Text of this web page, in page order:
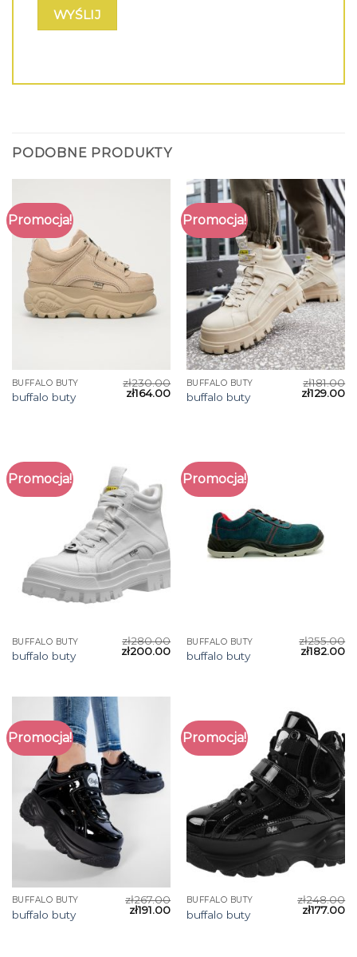
PODOBNE PRODUKTY
Promocja!
BUFFALO BUTY
buffalo buty
zł230.00
zł164.00
Promocja!
BUFFALO BUTY
buffalo buty
zł181.00
zł129.00
Promocja!
BUFFALO BUTY
buffalo buty
zł280.00
zł200.00
Promocja!
BUFFALO BUTY
buffalo buty
zł255.00
zł182.00
Promocja!
BUFFALO BUTY
buffalo buty
zł267.00
zł191.00
Promocja!
BUFFALO BUTY
buffalo buty
zł248.00
zł177.00